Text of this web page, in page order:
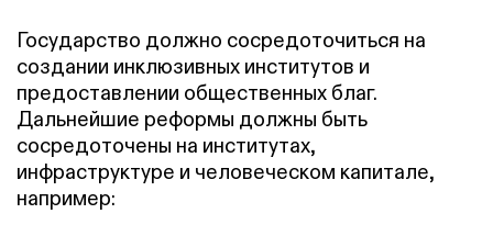
Государство должно сосредоточиться на
создании инклюзивных институтов и
предоставлении общественных благ.
Дальнейшие реформы должны быть
сосредоточены на институтах,
инфраструктуре и человеческом капитале,
например: